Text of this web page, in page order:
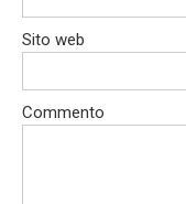
Sito web
Commento